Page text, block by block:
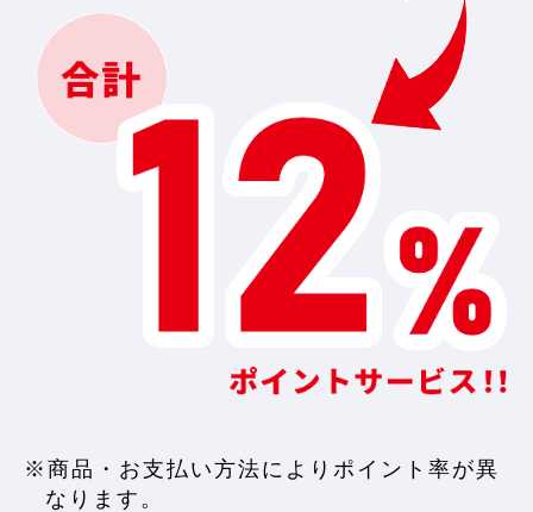
※商品・お支払い方法によりポイント率が異
なります。